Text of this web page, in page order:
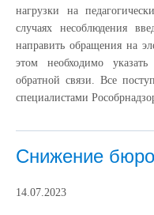
нагрузки на
случаях несоблюдения
направить обращения на
этом необходимо
обратной связи. Все
специалистами
Снижение
14.07.2023